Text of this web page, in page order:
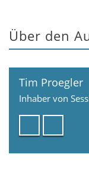
Über den
Tim Proegler
Inhaber von